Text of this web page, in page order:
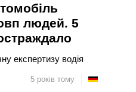
людей. 5
експертизу водія
5 років тому